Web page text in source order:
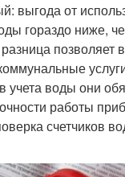
выгода от
гораздо ниже,
позволяет
воды они
работы
счетчиков